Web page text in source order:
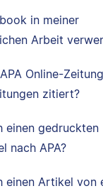
in meiner
Arbeit
Online-
zitiert?
einen gedruckten
nach APA?
einen Artikel von